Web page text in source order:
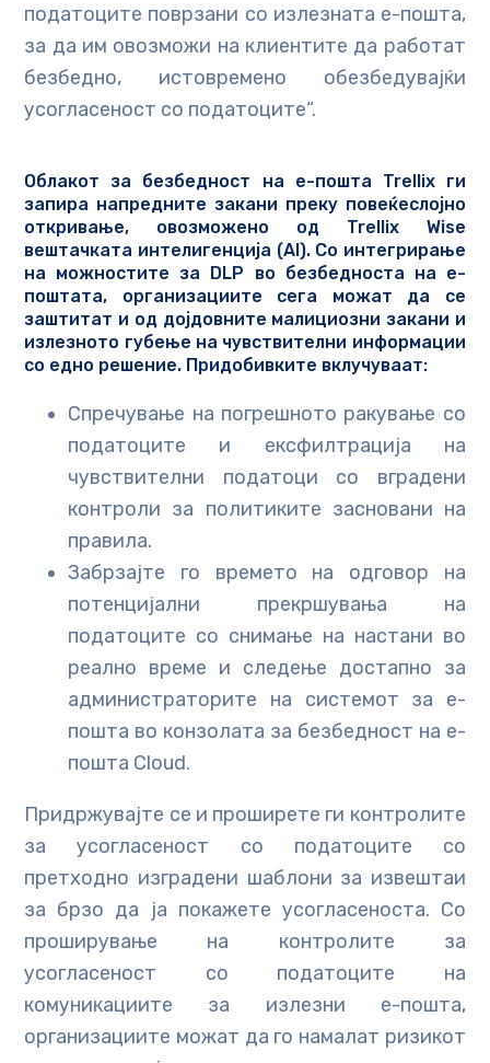
податоците поврзани со излезната е-пошта,
за да им овозможи на клиентите да работат
безбедно, истовремено обезбедувајќи
усогласеност со податоците“.
Облакот за безбедност на е-пошта Trellixги
запира напредните закани преку повеќеслојно
откривање, овозможено од Trellix Wise
вештачката интелигенција (AI). Со интегрирање
на можностите за DLP во безбедноста на е-
поштата, организациите сега можат да се
заштитат и од дојдовните малициозни закани и
излезното губење на чувствителни информации
со едно решение. Придобивките вклучуваат:
Спречување на погрешното ракување со
податоците и ексфилтрација на
чувствителни податоци со вградени
контроли за политиките засновани на
правила.
Забрзајте го времето на одговор на
потенцијални прекршувања на
податоците со снимање на настани во
реално време и следење достапно за
администраторите на системот за е-
пошта во конзолата за безбедност на е-
пошта Cloud.
Придржувајте се и проширете ги контролите
за усогласеност со податоците со
претходно изградени шаблони за извештаи
за брзо да ја покажете усогласеноста. Со
проширување на контролите за
усогласеност со податоците на
комуникациите за излезни е-пошта,
организациите можат да го намалат ризикот